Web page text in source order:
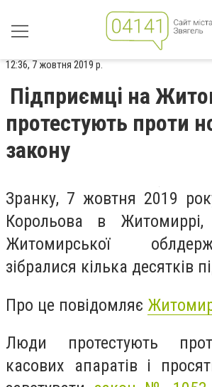
12:36, 7 жовтня 2019 р.
Підприємці на
протестують проти
закону
Зранку, 7 жовтня 2019
Корольова в Житомиррі,
Житомирської
зібралися кілька десятків
Про це повідомляє
Люди протестують
касових апаратів і